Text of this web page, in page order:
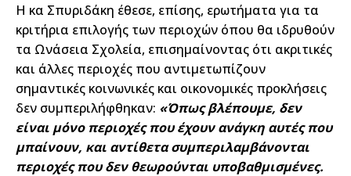
Η κα Σπυριδάκη έθεσε, επίσης, ερωτήματα για τα
κριτήρια επιλογής των περιοχών όπου θα ιδρυθούν
τα Ωνάσεια Σχολεία, επισημαίνοντας ότι ακριτικές
και άλλες περιοχές που αντιμετωπίζουν
σημαντικές κοινωνικές και οικονομικές προκλήσεις
δεν συμπεριλήφθηκαν: «Όπως βλέπουμε, δεν
είναι μόνο περιοχές που έχουν ανάγκη αυτές που
μπαίνουν, και αντίθετα συμπεριλαμβάνονται
περιοχές που δεν θεωρούνται υποβαθμισμένες.